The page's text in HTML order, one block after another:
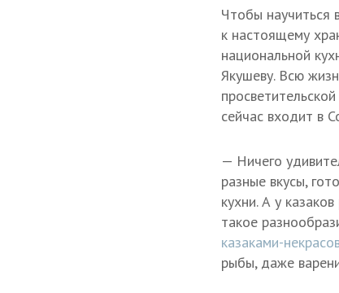
Чтобы научиться
к настоящему
национальной
Якушеву. Всю
сейчас входит в
— Ничего
разные вкусы,
кухни. А у
такое
казаками-
рыбы, даже